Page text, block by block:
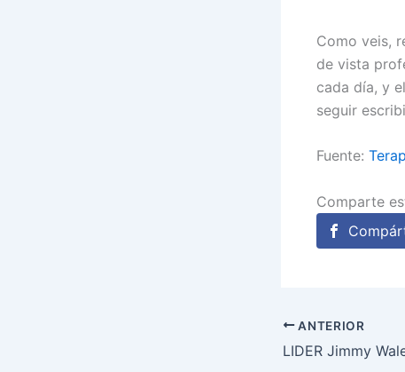
Como veis,
de vista
cada día, y
seguir
Fuente:
Comparte
ANTERIOR